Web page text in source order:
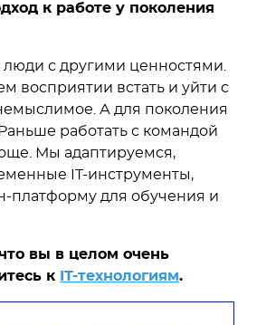
к работе у поколения
с другими ценностями.
восприятии встать и уйти с
А для поколения
работать с командой
Мы адаптируемся,
IT-инструменты,
платформу для обучения и
вы в целом очень
к
IT-технологиям.